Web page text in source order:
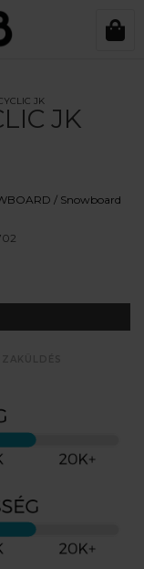
JK
JK
/ Snowboard